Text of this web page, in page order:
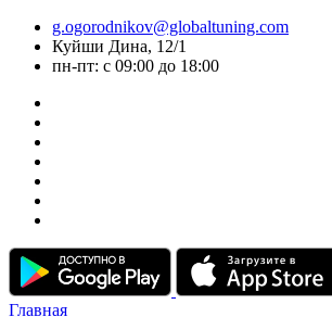
g.ogorodnikov@globaltuning.com
Куйши Дина, 12/1
пн-пт: с 09:00 до 18:00
Главная